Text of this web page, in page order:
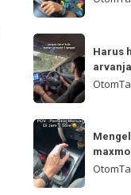
Sc:
“
browse
feed
ya
Sc:
wahidmobil.id
“
browse
Harus
hati-
hati
kalau
dua
tangan
Sc:
arvanjayamotor
Harus
Mengeluarkan
jurus
andalan
Sc: